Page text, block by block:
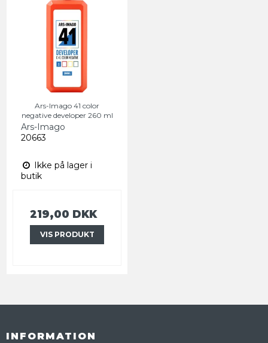
Ars-Imago 41 color
negative developer 260 ml
Ars-Imago
20663
Ikke på lager i
butik
219,00 DKK
VIS PRODUKT
INFORMATION